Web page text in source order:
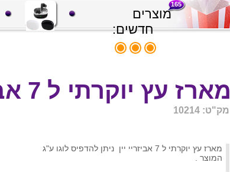
מוצרים
חדשים:
165
מארז עץ יוקרתי ל 7 אביזריי יין
מק"ט: 10214
מארז עץ יוקרתי ל 7 אביזריי יין ניתן להדפיס לוגו ע"ג
המוצר .